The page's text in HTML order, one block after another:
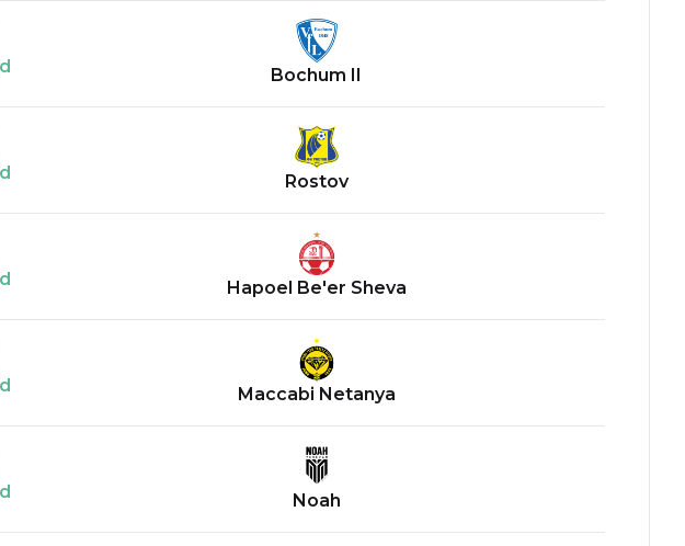
Bochum II
Rostov
Hapoel Be'er Sheva
Maccabi Netanya
Noah